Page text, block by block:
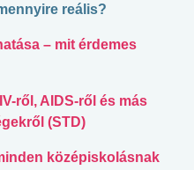
reális?
– mit érdemes
ről, AIDS-ről és más
(STD)
középiskolásnak